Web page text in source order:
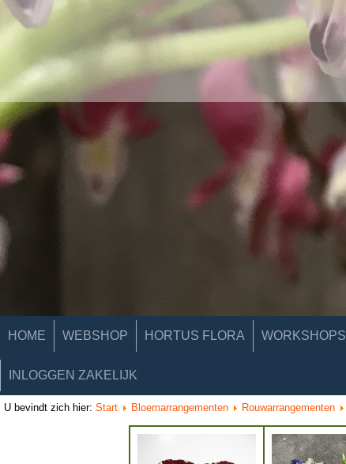
HOME WEBSHOP HORTUS FLORA WORKSHOPS
INLOGGEN ZAKELIJK
U bevindt zich hier: Start Bloemarrangementen Rouwarrangementen